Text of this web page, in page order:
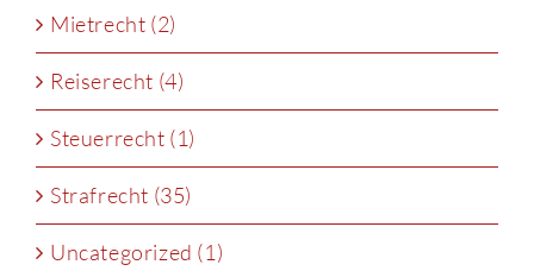
Mietrecht (2)
Reiserecht (4)
Steuerrecht (1)
Strafrecht (35)
Uncategorized (1)